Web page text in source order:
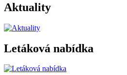
Aktuality
Letáková nabídka